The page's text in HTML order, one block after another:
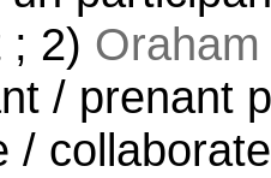
; 2)
/ prenant
/